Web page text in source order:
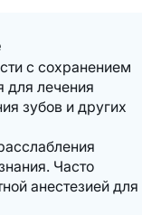
с сохранением
для лечения
зубов и других
Часто
анестезией для